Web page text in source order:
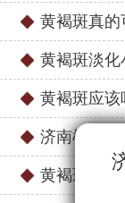
黄褐斑真
黄褐斑淡化
黄褐斑应该
济南槐荫黄
黄褐斑是什